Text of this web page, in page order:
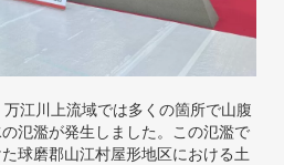
江川上流域では多くの箇所で山腹
氾濫が発生しました。この氾濫で
球磨郡山江村屋形地区における土